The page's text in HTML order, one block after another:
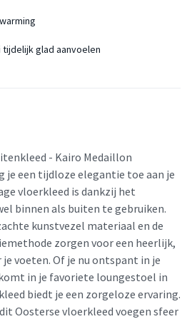
glad aanvoelen
- Kairo Medaillon
je een tijdloze elegantie toe aan je
vloerkleed is dankzij het
binnen als buiten te gebruiken.
kunstvezel materiaal en de
zorgen voor een heerlijk,
voeten. Of je nu ontspant in je
in je favoriete loungestoel in
biedt je een zorgeloze ervaring.
Oosterse vloerkleed voegen sfeer